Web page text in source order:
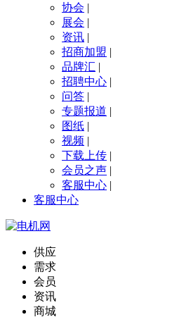
协会 |
展会 |
资讯 |
招商加盟 |
品牌汇 |
招聘中心 |
问答 |
专题报道 |
图纸 |
视频 |
下载上传 |
会员之声 |
客服中心 |
客服中心
供应
需求
会员
资讯
商城